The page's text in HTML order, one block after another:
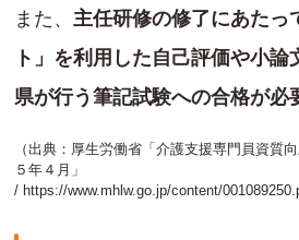
また、 主任研修の修了にあたっ
ト」を利用した自己評価や小
県が行う筆記試験への合格が必
（出典：厚生労働省「介護支援専門員資
５年４月」
/ https://www.mhlw.go.jp/content/